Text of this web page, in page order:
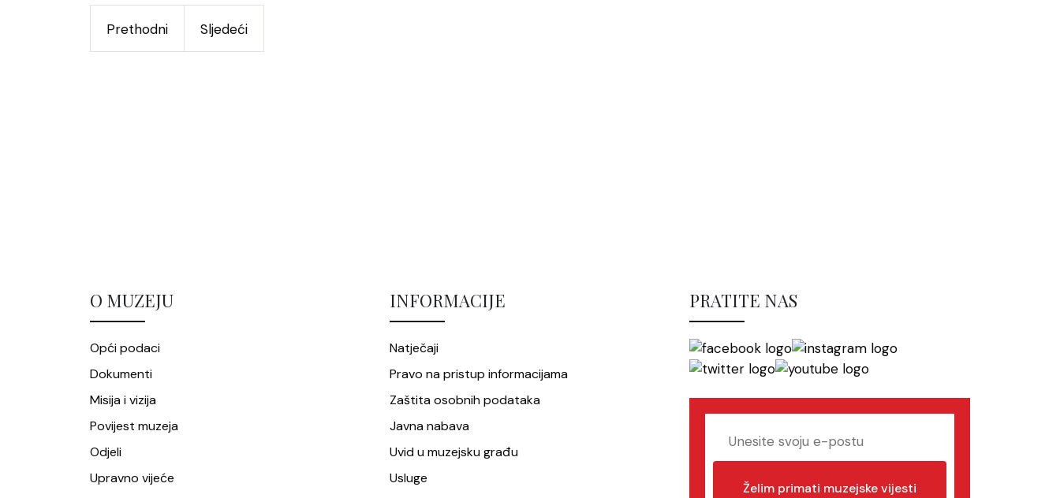
Prethodni Sljedeći
O MUZEJU
Opći podaci
Dokumenti
Misija i vizija
Povijest muzeja
Odjeli
Upravno vijeće
INFORMACIJE
Natječaji
Pravo na pristup informacijama
Zaštita osobnih podataka
Javna nabava
Uvid u muzejsku građu
Usluge
PRATITE NAS
Želim primati muzejske vijesti